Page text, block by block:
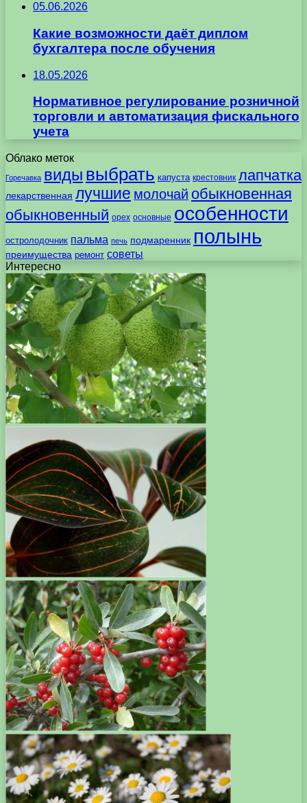
05.06.2026
Какие возможности даёт диплом
бухгалтера после обучения
18.05.2026
Нормативное регулирование розничной
торговли и автоматизация фискального
учета
Облако меток
Горечавка виды выбрать капуста крестовник лапчатка
лекарственная лучшие молочай обыкновенная
обыкновенный орех основные особенности
остролодочник пальма печь подмаренник полынь
преимущества ремонт советы
Интересно